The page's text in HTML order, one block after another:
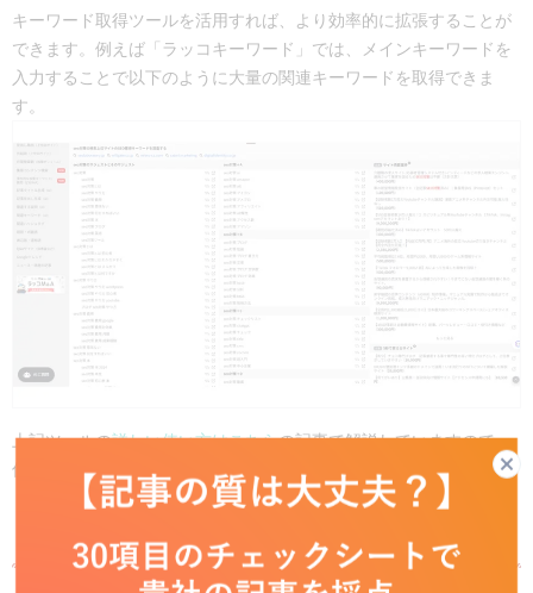
キーワード取得ツールを活用すれば、より効率的に拡張することが
できます。例えば「ラッコキーワード」では、メインキーワードを
入力することで以下のように大量の関連キーワードを取得できま
す。
上記ツールの詳しい使い方はこちらの記事で解説していますので、
併せてご覧ください。
3.競合他社の対策キーワードから広げる